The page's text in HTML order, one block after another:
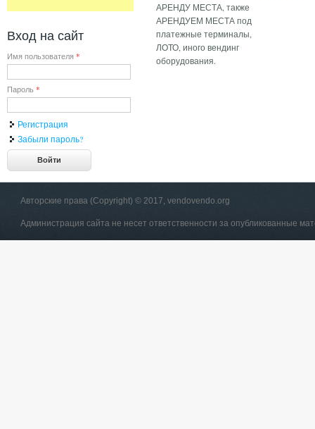
АРЕНДУ МЕСТА, также
АРЕНДУЕМ МЕСТА под
платежные терминалы,
ЛОТО, иного вендинг
оборудования.
Вход на сайт
Имя пользователя *
Пароль *
Регистрация
Забыли пароль?
Авторские права (Copyright) © 2017, vendovendo.org
Администрация сайта не несет ответственности за опубликованные